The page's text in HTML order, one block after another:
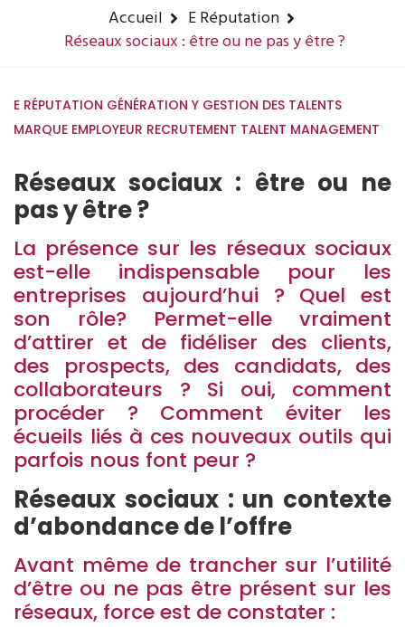
Accueil
E Réputation
Réseaux sociaux : être ou ne pas y être ?
E RÉPUTATION GÉNÉRATION Y GESTION DES TALENTS
MARQUE EMPLOYEUR RECRUTEMENT TALENT MANAGEMENT
Réseaux sociaux : être ou ne
pas y être ?
La présence sur les réseaux sociaux
est-elle indispensable pour les
entreprises aujourd’hui ? Quel est
son rôle? Permet-elle vraiment
d’attirer et de fidéliser des clients,
des prospects, des candidats, des
collaborateurs ? Si oui, comment
procéder ? Comment éviter les
écueils liés à ces nouveaux outils qui
parfois nous font peur ?
Réseaux sociaux : un contexte
d’abondance de l’offre
Avant même de trancher sur l’utilité
d’être ou ne pas être présent sur les
réseaux, force est de constater :